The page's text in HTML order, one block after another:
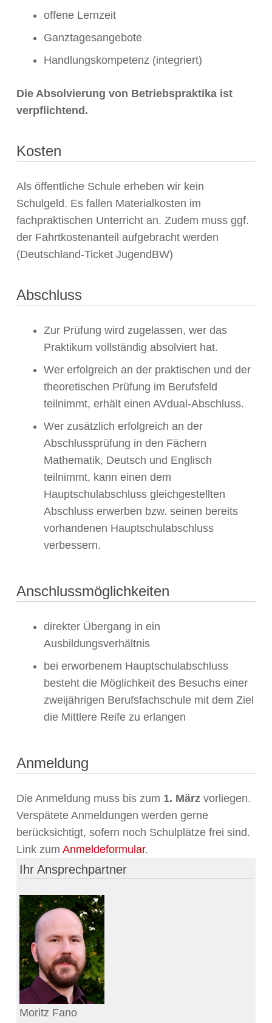
offene Lernzeit
Ganztagesangebote
Handlungskompetenz (integriert)
Die Absolvierung von Betriebspraktika ist
verpflichtend.
Kosten
Als öffentliche Schule erheben wir kein
Schulgeld. Es fallen Materialkosten im
fachpraktischen Unterricht an. Zudem muss ggf.
der Fahrtkostenanteil aufgebracht werden
(Deutschland-Ticket JugendBW)
Abschluss
Zur Prüfung wird zugelassen, wer das
Praktikum vollständig absolviert hat.
Wer erfolgreich an der praktischen und der
theoretischen Prüfung im Berufsfeld
teilnimmt, erhält einen AVdual-Abschluss.
Wer zusätzlich erfolgreich an der
Abschlussprüfung in den Fächern
Mathematik, Deutsch und Englisch
teilnimmt, kann einen dem
Hauptschulabschluss gleichgestellten
Abschluss erwerben bzw. seinen bereits
vorhandenen Hauptschulabschluss
verbessern.
Anschlussmöglichkeiten
direkter Übergang in ein
Ausbildungsverhältnis
bei erworbenem Hauptschulabschluss
besteht die Möglichkeit des Besuchs einer
zweijährigen Berufsfachschule mit dem Ziel
die Mittlere Reife zu erlangen
Anmeldung
Die Anmeldung muss bis zum 1. März vorliegen.
Verspätete Anmeldungen werden gerne
berücksichtigt, sofern noch Schulplätze frei sind.
Link zum Anmeldeformular.
Ihr Ansprechpartner
Moritz Fano